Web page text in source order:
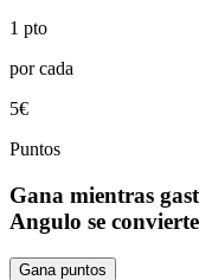
1 pto
por cada
5€
Puntos
Gana mientras
Angulo se
Gana puntos